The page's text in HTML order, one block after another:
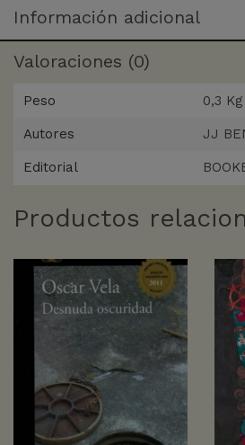
Información adicional
Valoraciones (0)
Peso 0,3 Kg
Autores JJ
Editorial
Productos